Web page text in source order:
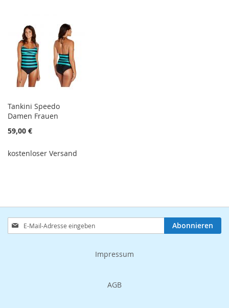
Tankini Speedo
Damen Frauen
59,00 €
kostenloser Versand
Anmeldung
zum
Abonnieren
Impressum
AGB